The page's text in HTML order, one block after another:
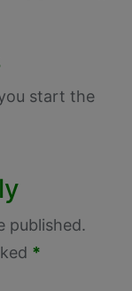
start the
published.
*